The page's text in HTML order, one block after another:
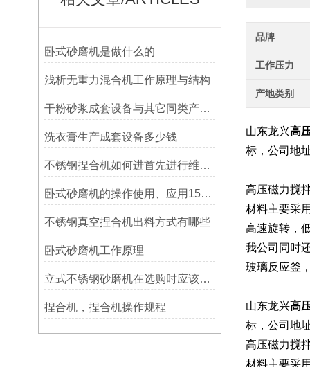
卧式砂磨机是做什么的
浅析无重力混合机工作原理与结构
干粉砂浆成套设备与其它同类产品相比优点是什么
洗衣膏生产成套设备多少钱
不锈钢捏合机如何进首先进行维护保养
卧式砂磨机的操作使用、应用15853548638
不锈钢真空捏合机出料方式有哪些
卧式砂磨机工作原理
立式不锈钢砂磨机在选购时应该注意些什么
捏合机，捏合机操作规程
品牌
工作压力
产地类别
山东龙兴高
标，公司地
高压磁力搅
材料主要采
高速旋转，
我公司同时
玻璃反应釜
山东龙兴高
标，公司地
高压磁力搅
材料主要采